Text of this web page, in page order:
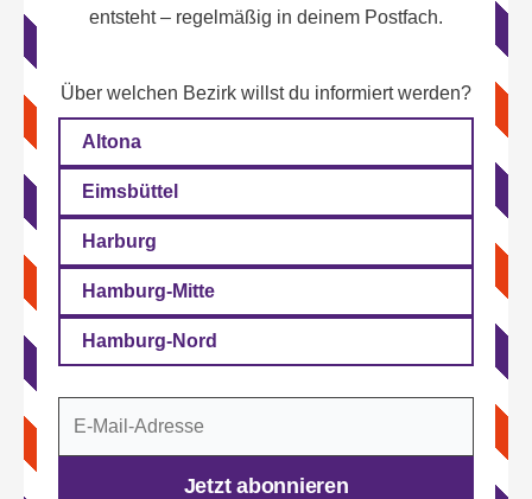
entsteht – regelmäßig in deinem Postfach.
Über welchen Bezirk willst du informiert werden?
Altona
Eimsbüttel
Harburg
Hamburg-Mitte
Hamburg-Nord
Mail-
Adresse
Jetzt abonnieren